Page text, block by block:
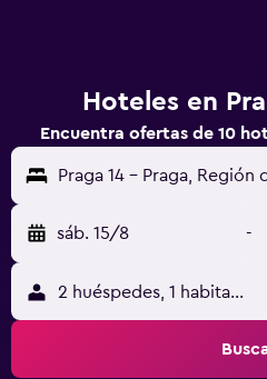
Hoteles en
Encuentra ofertas de 10
Praga 14 - Praga, Región
sáb. 15/8 -
2 huéspedes, 1 habitación